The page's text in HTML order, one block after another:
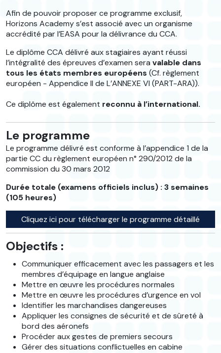
Afin de pouvoir proposer ce programme exclusif,
Horizons Academy s’est associé avec un organisme
accrédité par l’EASA pour la délivrance du CCA.
Le diplôme CCA délivré aux stagiaires ayant réussi
l’intégralité des épreuves d’examen seravalable dans
tous les états membres européens (Cf. règlement
européen - Appendice II de L’ANNEXE VI (PART-ARA)).
Ce diplôme est également reconnu à l’international.
Le programme
Le programme délivré est conforme à l’appendice 1 de la
partie CC du règlement européen n° 290/2012 de la
commission du 30 mars 2012
Durée totale (examens officiels inclus) : 3 semaines
(105 heures)
Cliquez ici pour télécharger le programme détaillé
Objectifs :
Communiquer efficacement avec les passagers et les
membres d’équipage en langue anglaise
Mettre en œuvre les procédures normales
Mettre en œuvre les procédures d’urgence en vol
Identifier les marchandises dangereuses
Appliquer les consignes de sécurité et de sûreté à
bord des aéronefs
Procéder aux gestes de premiers secours
Gérer des situations conflictuelles en cabine